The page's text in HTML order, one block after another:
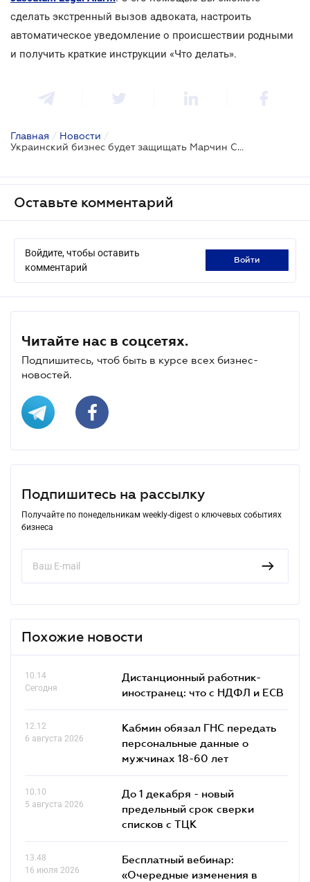
сделать экстренный вызов адвоката, настроить
автоматическое уведомление о происшествии родными
и получить краткие инструкции «Что делать».
Главная / Новости /
Украинский бизнес будет защищать Марчин Свенчицкий
Оставьте комментарий
Войдите, чтобы оставить
комментарий
войти
Читайте нас в соцсетях.
Подпишитесь, чтоб быть в курсе всех бизнес-
новостей.
Подпишитесь на рассылку
Получайте по понедельникам weekly-digest о ключевых событиях
бизнеса
Похожие новости
10.14
Сегодня
Дистанционный работник-
иностранец: что с НДФЛ и ЕСВ
12.12
6 августа 2026
Кабмин обязал ГНС передать
персональные данные о
мужчинах 18-60 лет
10.10
5 августа 2026
До 1 декабря - новый
предельный срок сверки
списков c ТЦК
13.48
16 июля 2026
Бесплатный вебинар:
«Очередные изменения в